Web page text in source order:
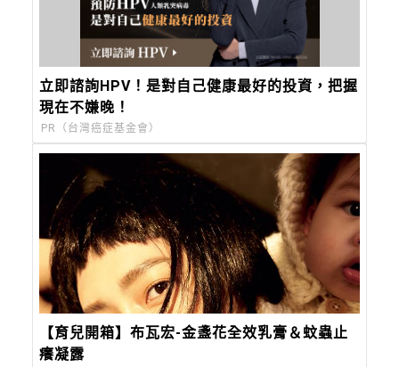
立即諮詢HPV！是對自己健康最好的投資，把握
現在不嫌晚！
PR（台灣癌症基金會）
【育兒開箱】布瓦宏-金盞花全效乳膏＆蚊蟲止
癢凝露